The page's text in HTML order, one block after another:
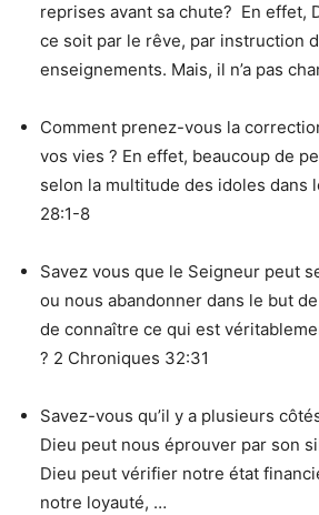
reprises avant sa chute? En effet,
ce soit par le rêve, par instruction
enseignements. Mais, il n’a pas
Comment prenez-vous la
vos vies ? En effet, beaucoup de
selon la multitude des idoles dans
28:1-8
Savez vous que le Seigneur peut
ou nous abandonner dans le but
de connaître ce qui est
? 2 Chroniques 32:31
Savez-vous qu’il y a plusieurs
Dieu peut nous éprouver par son
Dieu peut vérifier notre état
notre loyauté, …